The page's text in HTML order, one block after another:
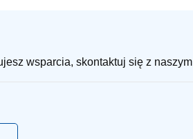
wsparcia, skontaktuj się z naszym